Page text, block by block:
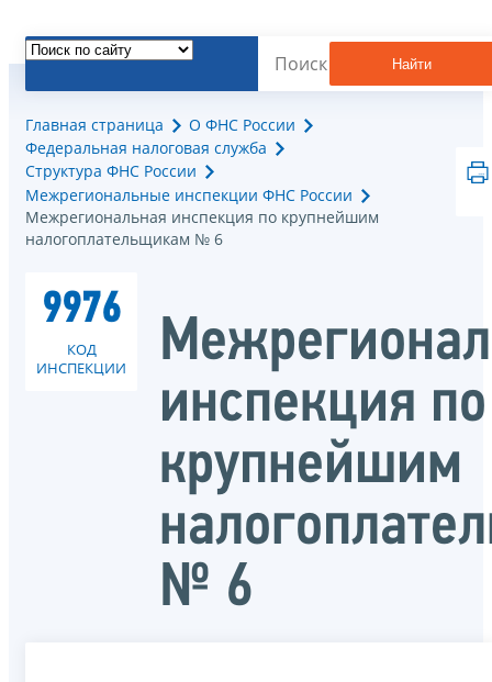
Найти
Главная страница
О ФНС России
Федеральная налоговая служба
Структура ФНС России
Межрегиональные инспекции ФНС России
Межрегиональная инспекция по крупнейшим
налогоплательщикам № 6
9976
КОД
ИНСПЕКЦИИ
инспекция по
крупнейшим
№ 6